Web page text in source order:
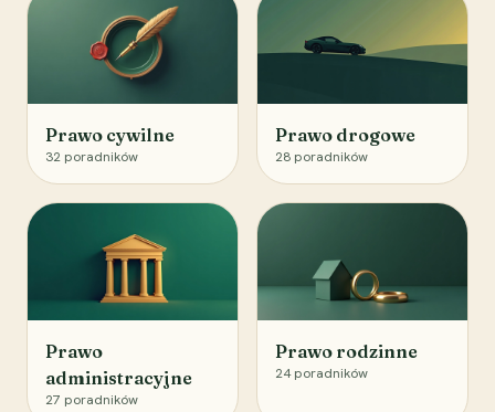
Prawo cywilne
32 poradników
Prawo drogowe
28 poradników
Prawo
administracyjne
27 poradników
Prawo rodzinne
24 poradników